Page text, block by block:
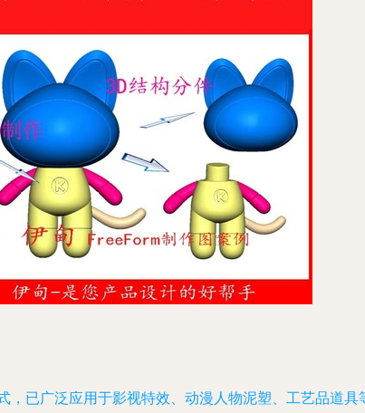
已广泛应用于影视特效、动漫人物泥塑、工艺品道